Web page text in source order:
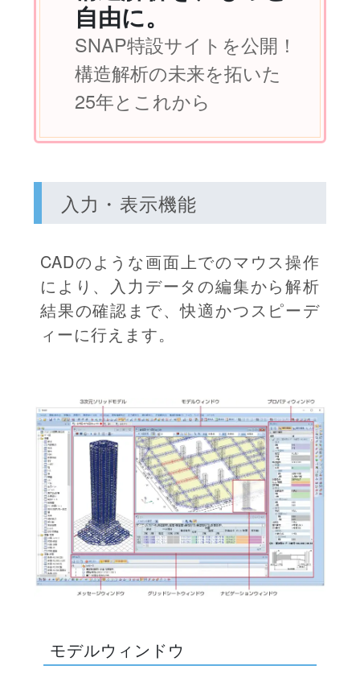
自由に。
SNAP特設サイトを公開！
構造解析の未来を拓いた
25年とこれから
入力・表示機能
CADのような画面上でのマウス操作
により、入力データの編集から解析
結果の確認まで、快適かつスピーデ
ィーに行えます。
モデルウィンドウ